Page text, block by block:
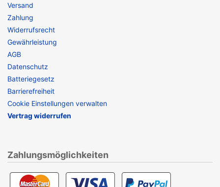
Versand
Zahlung
Widerrufsrecht
Gewährleistung
AGB
Datenschutz
Batteriegesetz
Barrierefreiheit
Cookie Einstellungen verwalten
Vertrag widerrufen
Zahlungsmöglichkeiten